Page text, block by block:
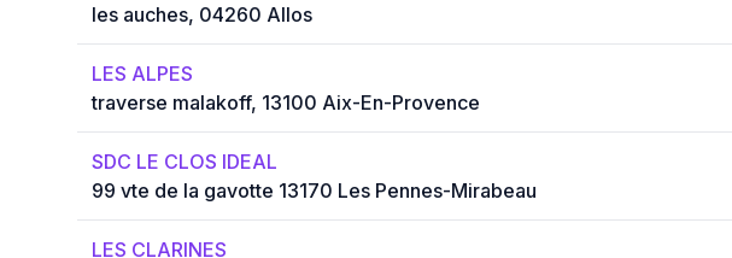
les auches, 04260 Allos
LES ALPES
traverse malakoff, 13100 Aix-En-Provence
SDC LE CLOS IDEAL
99 vte de la gavotte 13170 Les Pennes-Mirabeau
LES CLARINES